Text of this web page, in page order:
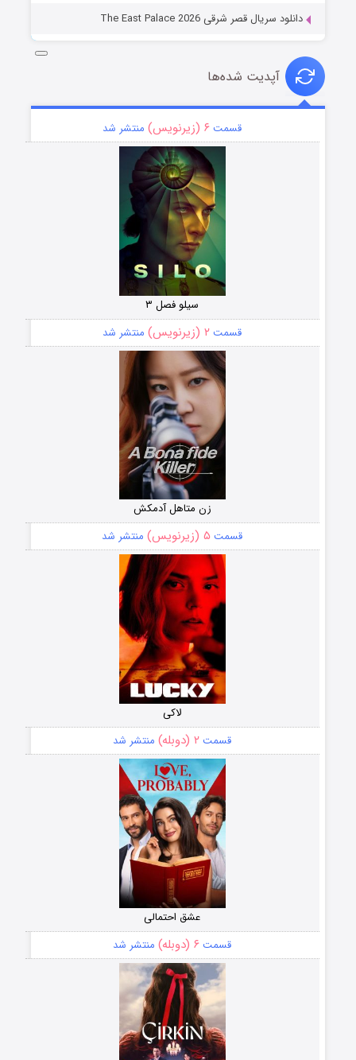
دانلود سریال قصر شرقی The East Palace 2026
آپدیت شده‌ها
قسمت ۶ (زیرنویس) منتشر شد
سیلو فصل ۳
قسمت ۲ (زیرنویس) منتشر شد
زن متاهل آدمکش
قسمت ۵ (زیرنویس) منتشر شد
لاکی
قسمت ۲ (دوبله) منتشر شد
عشق احتمالی
قسمت ۶ (دوبله) منتشر شد